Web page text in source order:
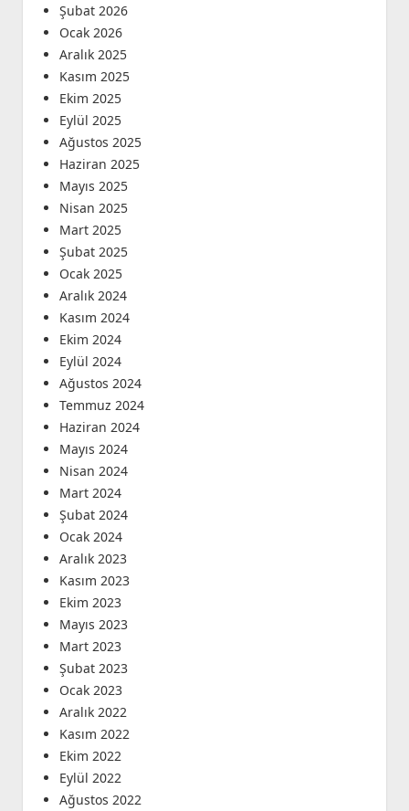
Şubat 2026
Ocak 2026
Aralık 2025
Kasım 2025
Ekim 2025
Eylül 2025
Ağustos 2025
Haziran 2025
Mayıs 2025
Nisan 2025
Mart 2025
Şubat 2025
Ocak 2025
Aralık 2024
Kasım 2024
Ekim 2024
Eylül 2024
Ağustos 2024
Temmuz 2024
Haziran 2024
Mayıs 2024
Nisan 2024
Mart 2024
Şubat 2024
Ocak 2024
Aralık 2023
Kasım 2023
Ekim 2023
Mayıs 2023
Mart 2023
Şubat 2023
Ocak 2023
Aralık 2022
Kasım 2022
Ekim 2022
Eylül 2022
Ağustos 2022